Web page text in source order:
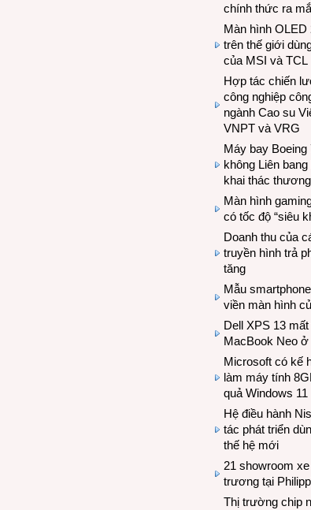
chính thức ra
Màn hình OLED
trên thế giới
của MSI và TCL
Hợp tác chiến
công nghiệp
ngành Cao su
VNPT và VRG
Máy bay
không Liên
khai thác
Màn hình
có tốc độ “siêu
Doanh thu của
truyền hình trả
tăng
Mẫu
viền màn hình
Dell XPS 13
MacBook Neo
Microsoft có kế
làm máy tính
quả Windows 11
Hệ điều hành
tác phát triển
thế hệ mới
21 showroom
trương tại
Thị trường chip